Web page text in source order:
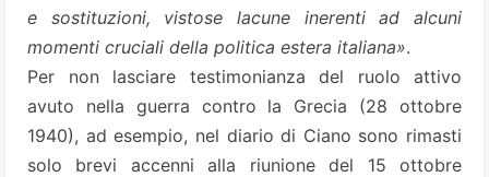
e sostituzioni, vistose lacune inerenti ad alcuni
momenti cruciali della politica estera italiana».
Per non lasciare testimonianza del ruolo attivo
avuto nella guerra contro la Grecia (28 ottobre
1940), ad esempio, nel diario di Ciano sono rimasti
solo brevi accenni alla riunione del 15 ottobre